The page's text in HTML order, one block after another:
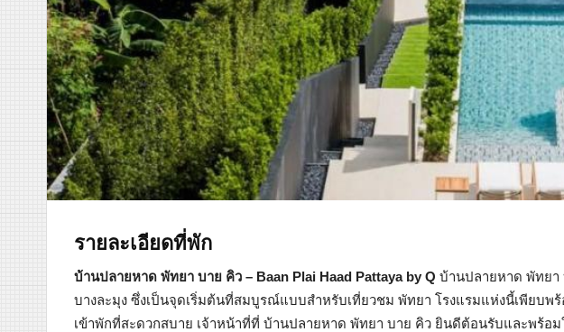
รายละเอียดที่พัก
บ้านปลายหาด พัทยา บาย คิว – Baan Plai Haad Pattaya by Q บ้านปลายหาด พัทยา
บางละมุง ซึ่งเป็นจุดเริ่มต้นที่สมบูรณ์แบบสำหรับเที่ยวชม พัทยา โรงแรมแห่งนี้เพียบพ
เข้าพักที่สะดวกสบาย เจ้าหน้าที่ที่ บ้านปลายหาด พัทยา บาย คิว ยินดีต้อนรับและพร้อ